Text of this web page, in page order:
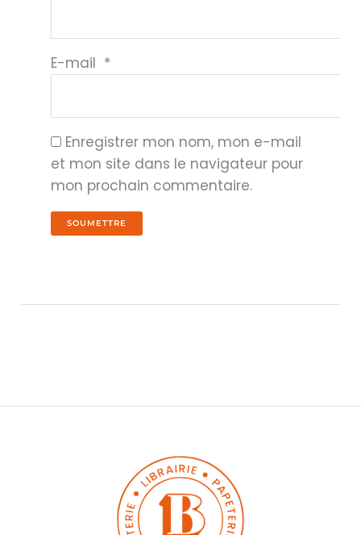
E-mail *
Enregistrer mon nom, mon e-mail
et mon site dans le navigateur pour
mon prochain commentaire.